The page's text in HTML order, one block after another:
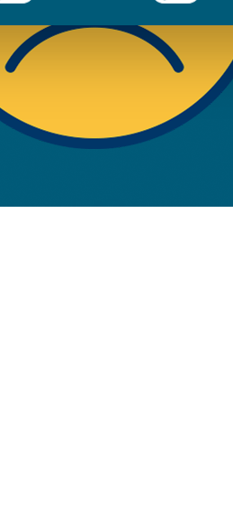
zu personalisieren,
Website zu analysieren.
an unsere Partner für
Informationen möglicherweise